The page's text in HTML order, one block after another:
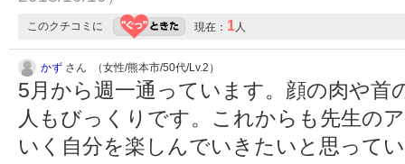
このクチコミに 現在： 1人
かず さん （女性/熊本市/50代/Lv.2）
5月から週一通っています。顔の肉や首
人もびっくりです。これからも先生の
いく自分を楽しんでいきたいと思って